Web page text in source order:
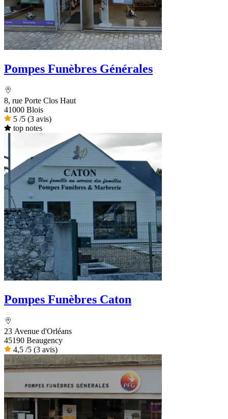
Pompes Funèbres Générales
8, rue Porte Clos Haut
41000 Blois
5 /5 (3 avis)
top notes
Pompes Funèbres Caton
23 Avenue d'Orléans
45190 Beaugency
4,5 /5 (3 avis)